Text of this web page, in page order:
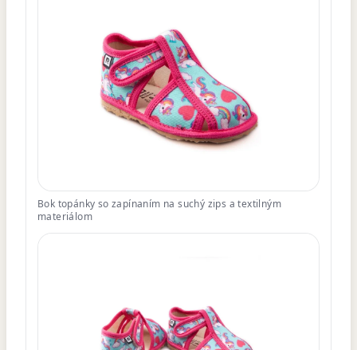
Bok topánky so zapínaním na suchý zips a textilným
materiálom